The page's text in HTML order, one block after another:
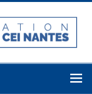
Russie-
CEI Nantes